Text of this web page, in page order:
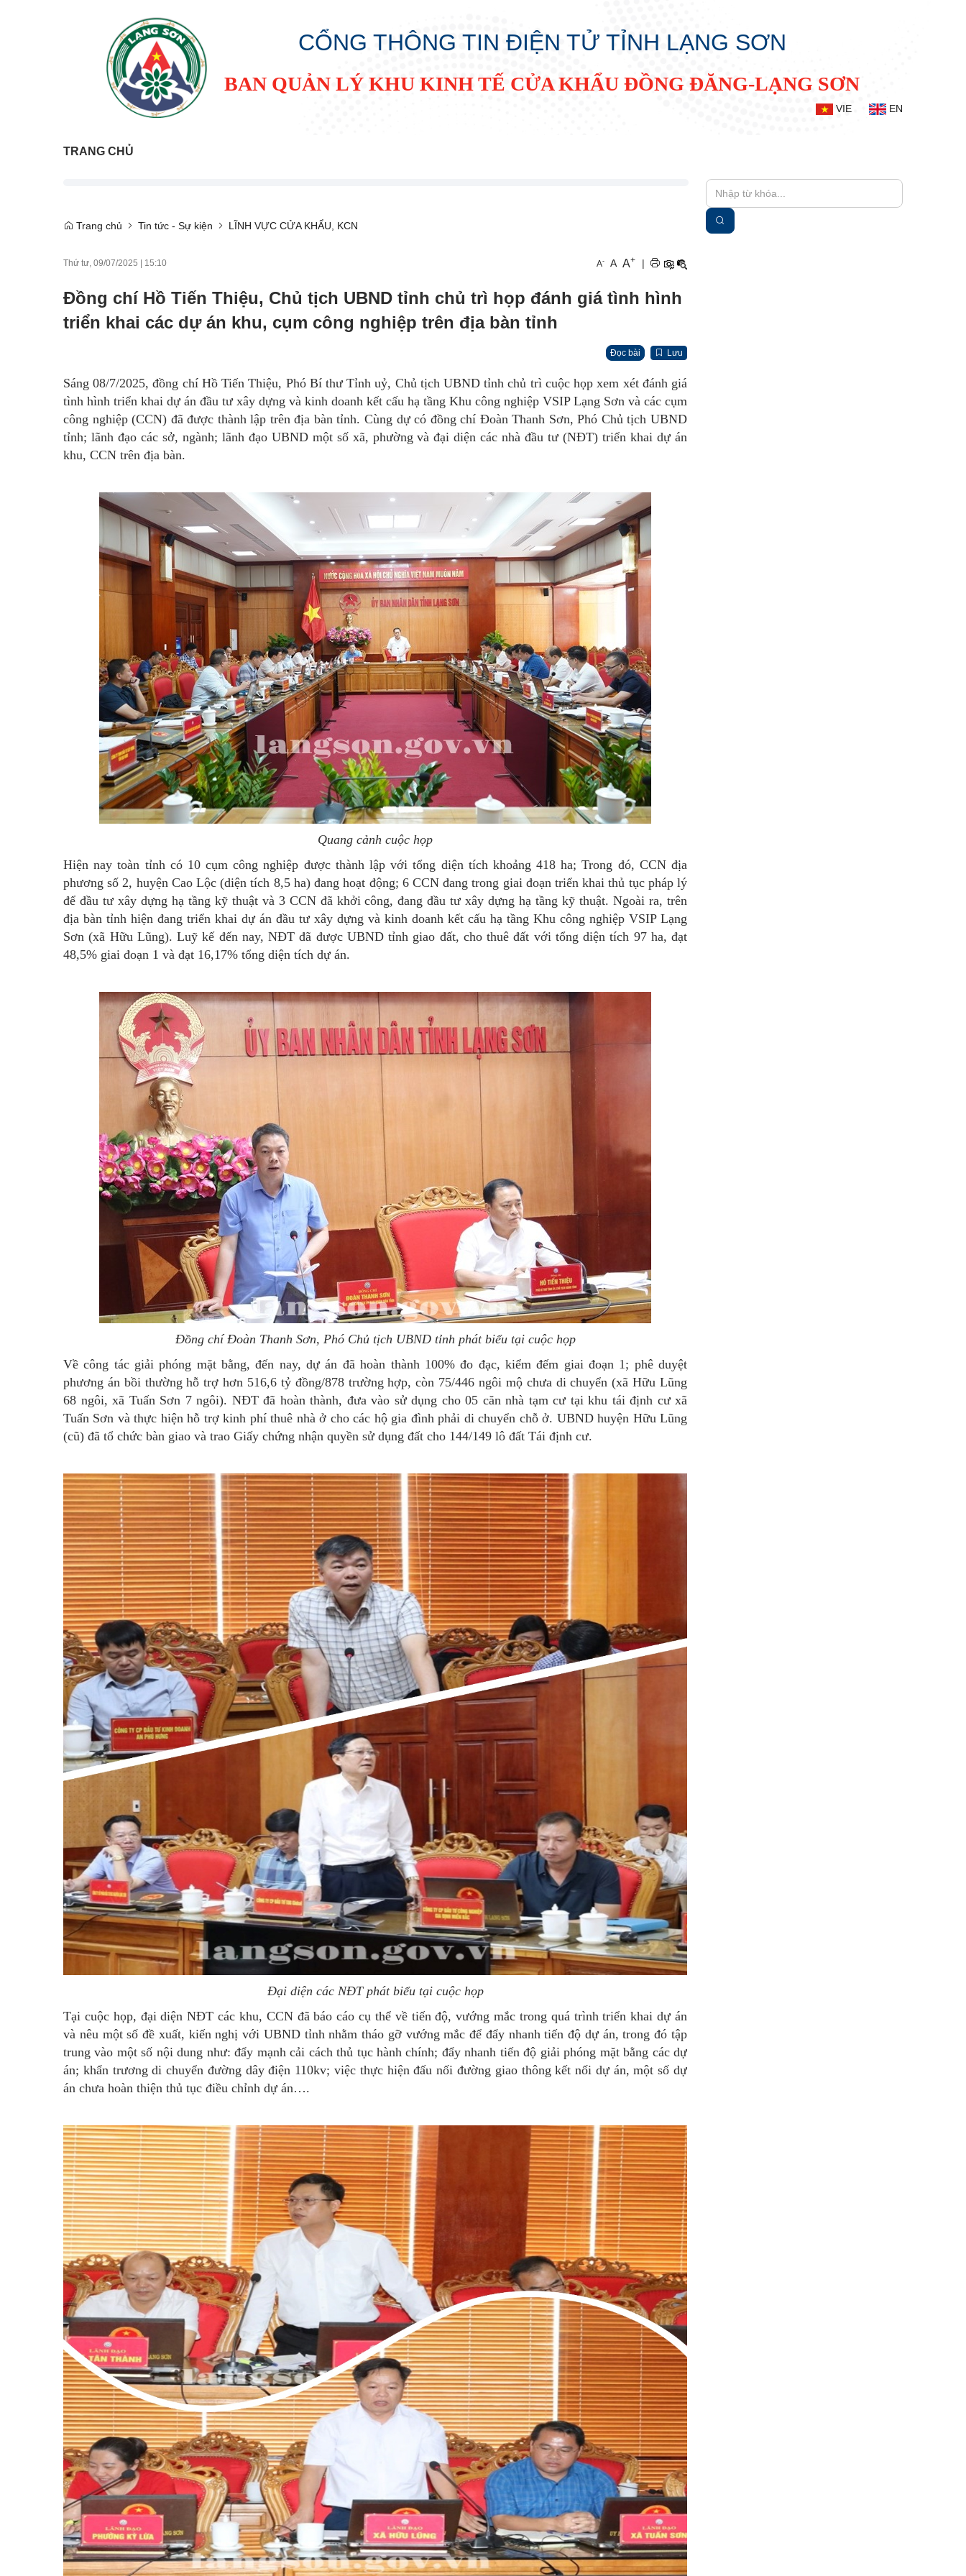
CỔNG THÔNG TIN ĐIỆN TỬ TỈNH LẠNG SƠN
BAN QUẢN LÝ KHU KINH TẾ CỬA KHẨU ĐỒNG ĐĂNG-LẠNG SƠN
VIE EN
TRANG CHỦ
Trang chủ Tin tức - Sự kiện LĨNH VỰC CỬA KHẨU, KCN
Thứ tư, 09/07/2025 | 15:10 A- A A+ |
Đồng chí Hồ Tiến Thiệu, Chủ tịch UBND tỉnh chủ trì họp đánh giá tình hình
triển khai các dự án khu, cụm công nghiệp trên địa bàn tỉnh
Đọc bài Lưu
Sáng 08/7/2025, đồng chí Hồ Tiến Thiệu, Phó Bí thư Tỉnh uỷ, Chủ tịch UBND tỉnh chủ trì cuộc họp xem xét đánh giá
tình hình triển khai dự án đầu tư xây dựng và kinh doanh kết cấu hạ tầng Khu công nghiệp VSIP Lạng Sơn và các cụm
công nghiệp (CCN) đã được thành lập trên địa bàn tỉnh. Cùng dự có đồng chí Đoàn Thanh Sơn, Phó Chủ tịch UBND
tỉnh; lãnh đạo các sở, ngành; lãnh đạo UBND một số xã, phường và đại diện các nhà đầu tư (NĐT) triển khai dự án
khu, CCN trên địa bàn.
Quang cảnh cuộc họp
Hiện nay toàn tỉnh có 10 cụm công nghiệp được thành lập với tổng diện tích khoảng 418 ha; Trong đó, CCN địa
phương số 2, huyện Cao Lộc (diện tích 8,5 ha) đang hoạt động; 6 CCN đang trong giai đoạn triển khai thủ tục pháp lý
để đầu tư xây dựng hạ tầng kỹ thuật và 3 CCN đã khởi công, đang đầu tư xây dựng hạ tầng kỹ thuật. Ngoài ra, trên
địa bàn tỉnh hiện đang triển khai dự án đầu tư xây dựng và kinh doanh kết cấu hạ tầng Khu công nghiệp VSIP Lạng
Sơn (xã Hữu Lũng). Luỹ kế đến nay, NĐT đã được UBND tỉnh giao đất, cho thuê đất với tổng diện tích 97 ha, đạt
48,5% giai đoạn 1 và đạt 16,17% tổng diện tích dự án.
Đồng chí Đoàn Thanh Sơn, Phó Chủ tịch UBND tỉnh phát biểu tại cuộc họp
Về công tác giải phóng mặt bằng, đến nay, dự án đã hoàn thành 100% đo đạc, kiểm đếm giai đoạn 1; phê duyệt
phương án bồi thường hỗ trợ hơn 516,6 tỷ đồng/878 trường hợp, còn 75/446 ngôi mộ chưa di chuyển (xã Hữu Lũng
68 ngôi, xã Tuấn Sơn 7 ngôi). NĐT đã hoàn thành, đưa vào sử dụng cho 05 căn nhà tạm cư tại khu tái định cư xã
Tuấn Sơn và thực hiện hỗ trợ kinh phí thuê nhà ở cho các hộ gia đình phải di chuyển chỗ ở. UBND huyện Hữu Lũng
(cũ) đã tổ chức bàn giao và trao Giấy chứng nhận quyền sử dụng đất cho 144/149 lô đất Tái định cư.
Đại diện các NĐT phát biểu tại cuộc họp
Tại cuộc họp, đại diện NĐT các khu, CCN đã báo cáo cụ thể về tiến độ, vướng mắc trong quá trình triển khai dự án
và nêu một số đề xuất, kiến nghị với UBND tỉnh nhằm tháo gỡ vướng mắc để đẩy nhanh tiến độ dự án, trong đó tập
trung vào một số nội dung như: đẩy mạnh cải cách thủ tục hành chính; đẩy nhanh tiến độ giải phóng mặt bằng các dự
án; khẩn trương di chuyển đường dây điện 110kv; việc thực hiện đấu nối đường giao thông kết nối dự án, một số dự
án chưa hoàn thiện thủ tục điều chỉnh dự án….